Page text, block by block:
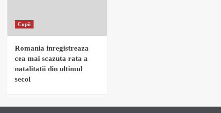
Copii
Romania inregistreaza
cea mai scazuta rata a
natalitatii din ultimul
secol